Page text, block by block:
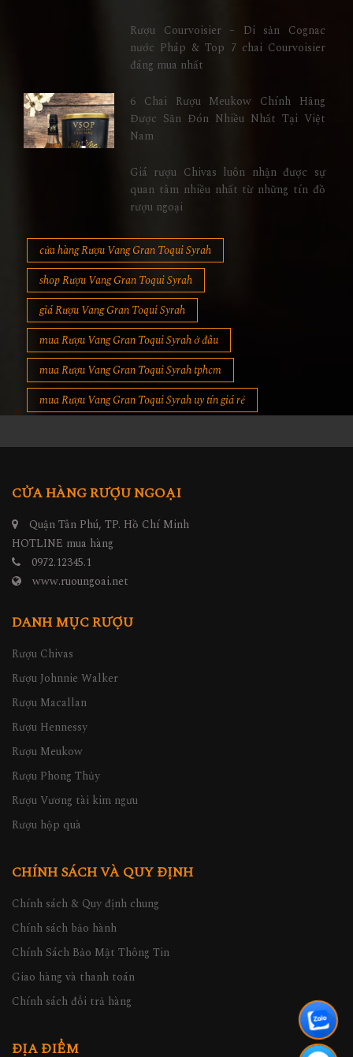
Rượu Courvoisier – Di sản Cognac
nước Pháp & Top 7 chai Courvoisier
đáng mua nhất
6 Chai Rượu Meukow Chính Hãng
Được Săn Đón Nhiều Nhất Tại Việt
Nam
Giá rượu Chivas luôn nhận được sự
quan tâm nhiều nhất từ những tín đồ
rượu ngoại
cửa hàng Rượu Vang Gran Toqui Syrah
shop Rượu Vang Gran Toqui Syrah
giá Rượu Vang Gran Toqui Syrah
mua Rượu Vang Gran Toqui Syrah ở đâu
mua Rượu Vang Gran Toqui Syrah tphcm
mua Rượu Vang Gran Toqui Syrah uy tín giá rẻ
CỬA HÀNG RƯỢU NGOẠI
Quận Tân Phú, TP. Hồ Chí Minh
HOTLINE mua hàng
0972.12345.1
www.ruoungoai.net
DANH MỤC RƯỢU
Rượu Chivas
Rượu Johnnie Walker
Rượu Macallan
Rượu Hennessy
Rượu Meukow
Rượu Phong Thủy
Rượu Vương tài kim ngưu
Rượu hộp quà
CHÍNH SÁCH VÀ QUY ĐỊNH
Chính sách & Quy định chung
Chính sách bảo hành
Chính Sách Bảo Mật Thông Tin
Giao hàng và thanh toán
Chính sách đổi trả hàng
ĐỊA ĐIỂM